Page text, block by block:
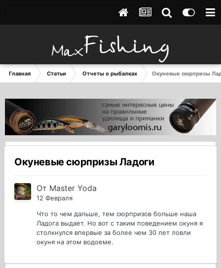
Главная Статьи Отчеты о рыбалках Окуневые сюрпризы
Окуневые сюрпризы Ладоги
От Master Yoda
12 Февраля
Что то чем дальше, тем сюрпризов больше наша
Ладога выдает. Но вот с таким поведением окуня я
столкнулся впервые за более чем 30 лет ловли
окуня на этом водоеме.